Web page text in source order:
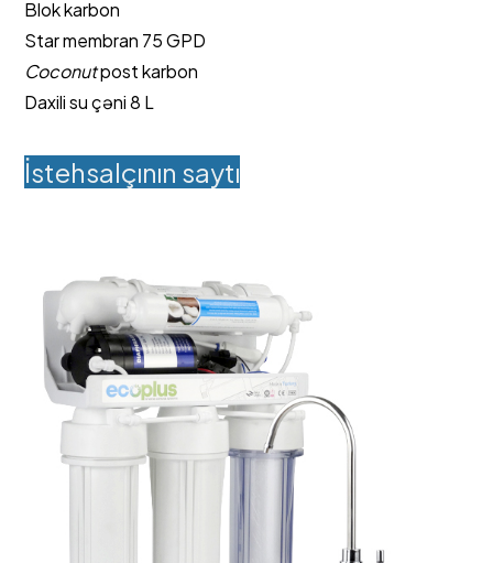
Blok karbon
Star membran 75 GPD
Coconutpost karbon
Daxili su çəni 8 L
İstehsalçının saytı